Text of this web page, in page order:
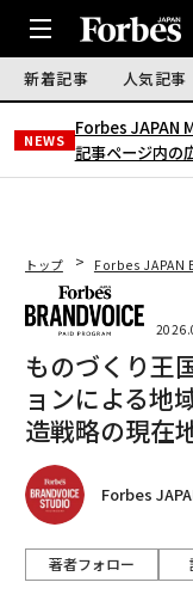
新着記事 人気記事
NEWS
Forbes JAPAN
記事ページ内の
トップ Forbes JAPAN
ものづくり王
ョンによる
造戦略の現在
Forbes
著者フォロー